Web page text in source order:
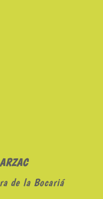
de la Bocariá